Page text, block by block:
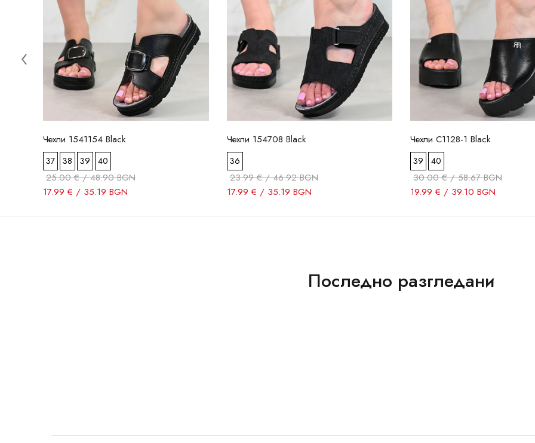
Чехли 1541154 Black
37 38 39 40
25.00 € / 48.90 BGN
17.99 € / 35.19 BGN
Чехли 154708 Black
36
23.99 € / 46.92 BGN
17.99 € / 35.19 BGN
Чехли C1128-1 Black
39 40
30.00 € / 58.67 BGN
19.99 € / 39.10 BGN
Последно разгледани